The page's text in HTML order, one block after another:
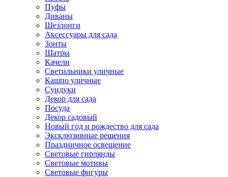
Пуфы
Диваны
Шезлонги
Аксессуары для сада
Зонты
Шатры
Качели
Cветильники уличные
Кашпо уличные
Сундуки
Декор для сада
Посуда
Декор садовый
Новый год и рождество для сада
Эксклюзивные решения
Праздничное освещение
Световые гирлянды
Световые мотивы
Световые фигуры